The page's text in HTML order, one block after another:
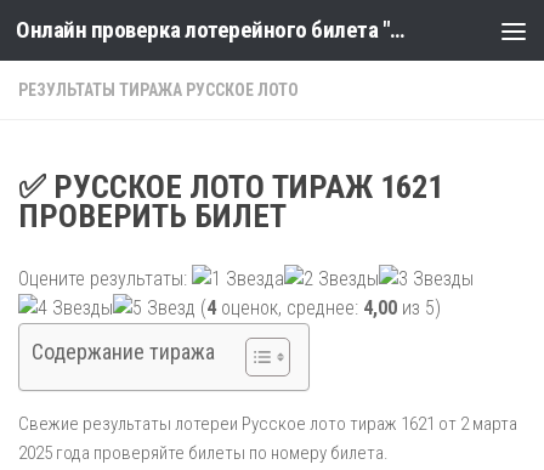
Skip to content Онлайн проверка лотерейного билета "Столото" по номеру тиража
РЕЗУЛЬТАТЫ ТИРАЖА РУССКОЕ ЛОТО
✅ РУССКОЕ ЛОТО ТИРАЖ 1621
ПРОВЕРИТЬ БИЛЕТ
Оцените результаты:
(4оценок, среднее: 4,00 из 5)
Содержание тиража
Свежие результаты лотереи Русское лото тираж 1621 от 2 марта
2025 года проверяйте билеты по номеру билета.